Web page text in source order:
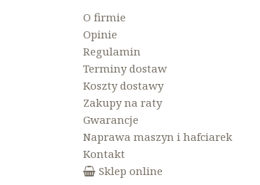
O firmie
Opinie
Regulamin
Terminy dostaw
Koszty dostawy
Zakupy na raty
Gwarancje
Naprawa maszyn i hafciarek
Kontakt
Sklep online